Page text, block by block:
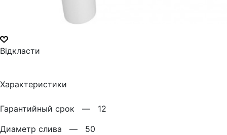
Відкласти
Характеристики
Гарантийный срок — 12
Диаметр слива — 50